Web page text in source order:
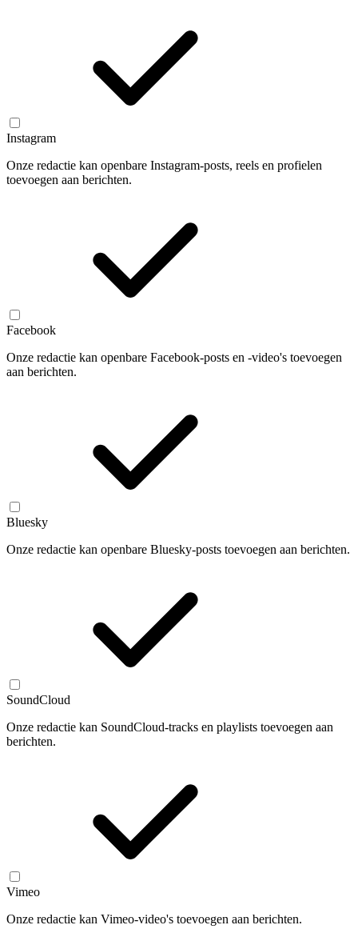
Instagram
Onze redactie kan openbare Instagram-posts, reels en profielen
toevoegen aan berichten.
Facebook
Onze redactie kan openbare Facebook-posts en -video's toevoegen
aan berichten.
Bluesky
Onze redactie kan openbare Bluesky-posts toevoegen aan berichten.
SoundCloud
Onze redactie kan SoundCloud-tracks en playlists toevoegen aan
berichten.
Vimeo
Onze redactie kan Vimeo-video's toevoegen aan berichten.